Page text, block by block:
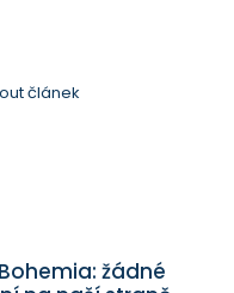
článek
žádné